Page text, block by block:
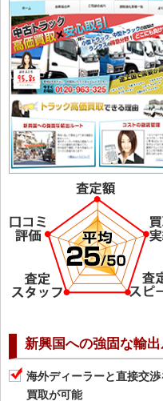
新興国への強固な輸
海外ディーラーと直接交
買取が可能